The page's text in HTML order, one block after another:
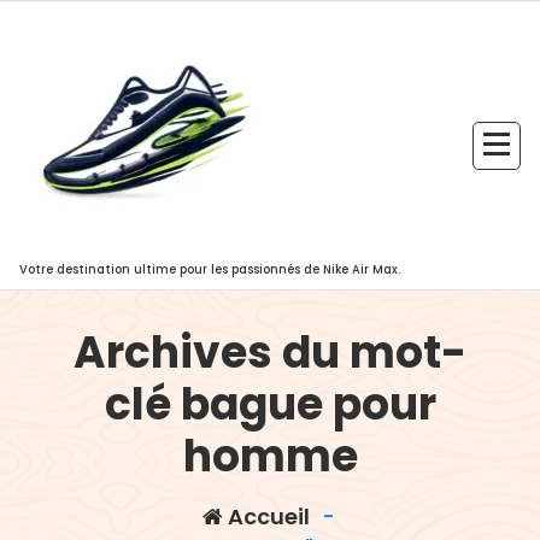
Votre destination ultime pour les passionnés de Nike Air Max.
Archives du mot-
clé bague pour
homme
Accueil -